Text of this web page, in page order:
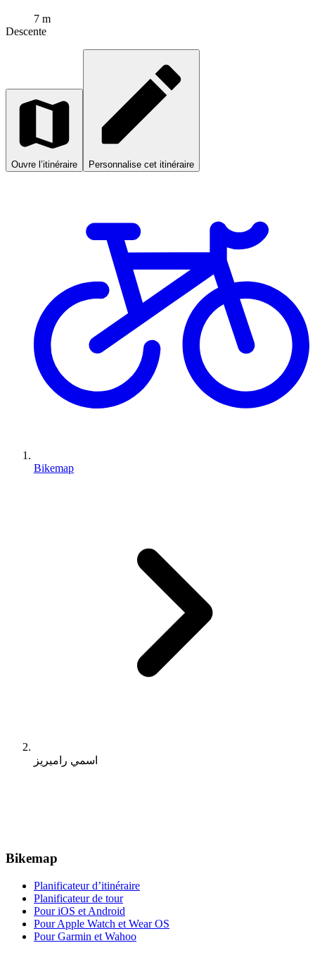
7 m
Descente
Ouvre l’itinéraire Personnalise cet itinéraire
Bikemap
اسمي راميريز
Bikemap
Planificateur d’itinéraire
Planificateur de tour
Pour iOS et Android
Pour Apple Watch et Wear OS
Pour Garmin et Wahoo